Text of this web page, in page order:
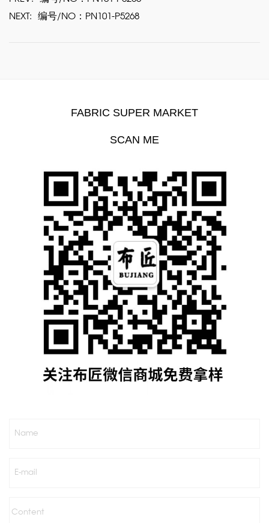
NEXT: 编号/NO：PN101-P5268
FABRIC SUPER MARKET
SCAN ME
Name
E-mail
Content